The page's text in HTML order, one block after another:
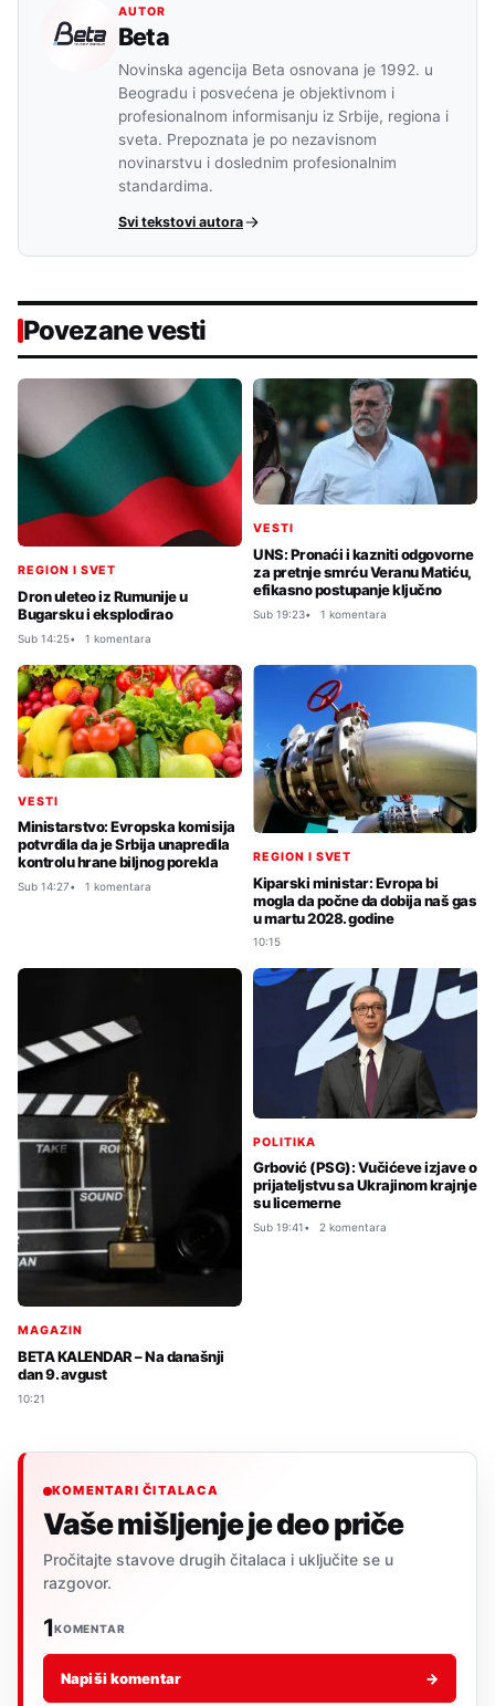
AUTOR
Beta
Novinska agencija Beta osnovana je 1992. u
Beogradu i posvećena je objektivnom i
profesionalnom informisanju iz Srbije, regiona i
sveta. Prepoznata je po nezavisnom
novinarstvu i doslednim profesionalnim
standardima.
Svi tekstovi autora
Povezane vesti
REGION I SVET
Dron uleteo iz Rumunije u
Bugarsku i eksplodirao
Sub 14:25 1 komentara
VESTI
UNS: Pronaći i kazniti odgovorne
za pretnje smrću Veranu Matiću,
efikasno postupanje ključno
Sub 19:23 1 komentara
VESTI
Ministarstvo: Evropska komisija
potvrdila da je Srbija unapredila
kontrolu hrane biljnog porekla
Sub 14:27 1 komentara
REGION I SVET
Kiparski ministar: Evropa bi
mogla da počne da dobija naš gas
u martu 2028. godine
10:15
MAGAZIN
BETA KALENDAR – Na današnji
dan 9. avgust
10:21
POLITIKA
Grbović (PSG): Vučićeve izjave o
prijateljstvu sa Ukrajinom krajnje
su licemerne
Sub 19:41 2 komentara
KOMENTARI ČITALACA
Vaše mišljenje je deo priče
Pročitajte stavove drugih čitalaca i uključite se u
razgovor.
1KOMENTAR
Napiši komentar →